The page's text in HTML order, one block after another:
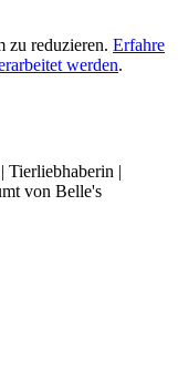
zu reduzieren. Erfahre
werden.
Tierliebhaberin |
von Belle's